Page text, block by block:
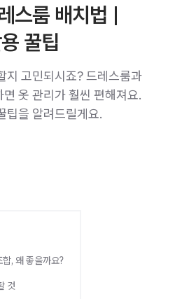
스룸 배치법 |
꿀팁
지 고민되시죠? 드레스룸과
옷 관리가 훨씬 편해져요.
팁을 알려드릴게요.
, 왜 좋을까요?
것